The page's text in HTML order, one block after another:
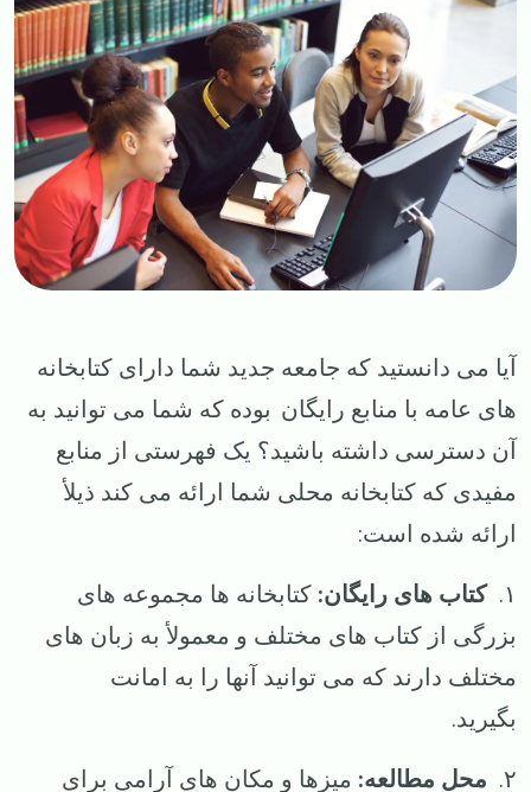
آیا می دانستید که جامعه جدید شما دارای کتابخانه
های عامه با منابع رایگان بوده که شما می توانید به
آن دسترسی داشته باشید؟ یک فهرستی از منابع
مفیدی که کتابخانه محلی شما ارائه می کند ذیلأ
ارائه شده است:
۱.
کتاب های رایگان: کتابخانه ها مجموعه های
بزرگی از کتاب های مختلف و معمولأ به زبان های
مختلف دارند که می توانید آنها را به امانت
بگیرید.
۲.
محل مطالعه: میزها و مکان های آرامی برای